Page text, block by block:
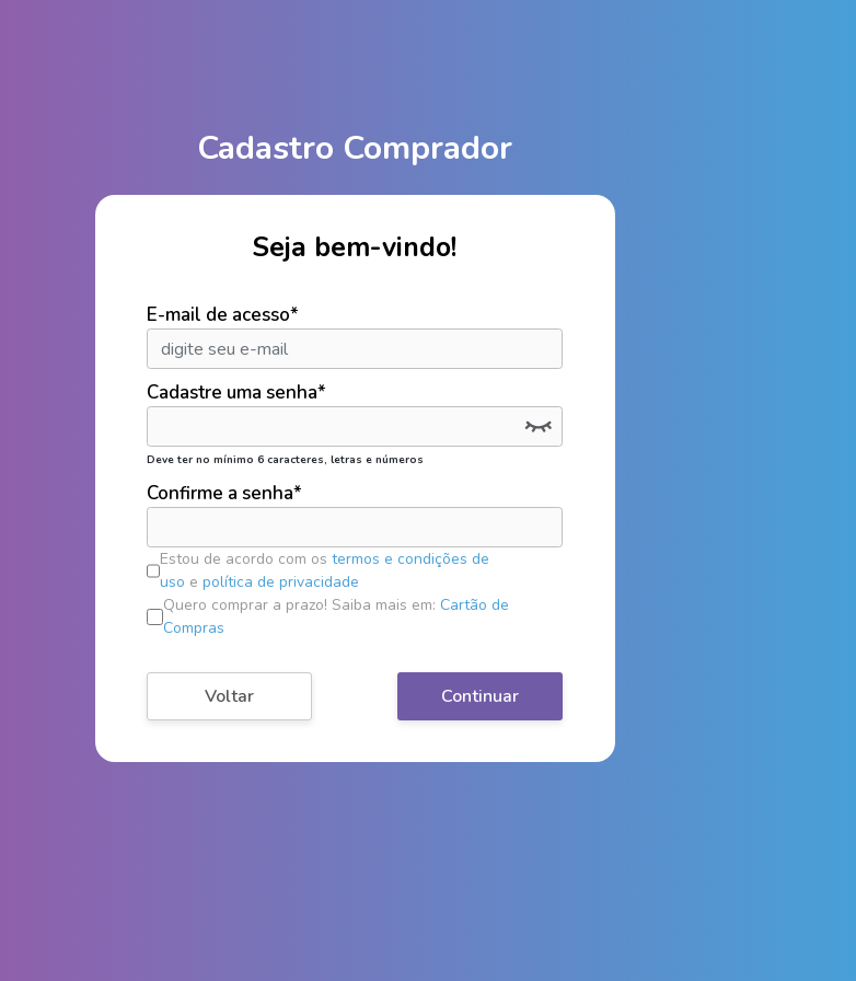
Cadastro Comprador
Seja bem-vindo!
E-mail de acesso*
Cadastre uma senha*
Deve ter no mínimo 6 caracteres, letras e números
Confirme a senha*
Estou de acordo com os termos e condições de
uso e política de privacidade
Quero comprar a prazo! Saiba mais em: Cartão de
Compras